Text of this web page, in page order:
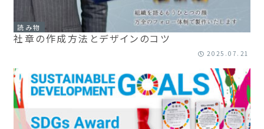
読み物
社章の作成方法とデザインのコツ
2025.07.21